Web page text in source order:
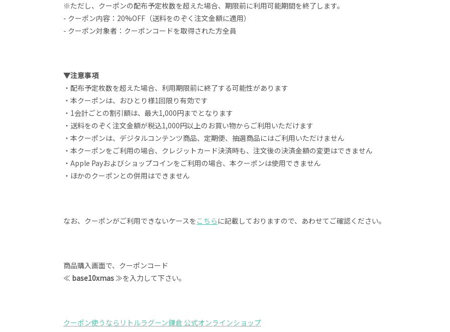
※ただし、クーポンの配布予定枚数を超えた場合、期限前に利用可能期間を終了します。
- クーポン内容：20%OFF（送料をのぞく注文金額に適用）
- クーポン対象者：クーポンコードを取得された方全員
▼注意事項
・配布予定枚数を超えた場合、利用期限前に終了する可能性があります
・本クーポンは、おひとり様1回限り有効です
・1会計ごとの割引額は、最大1,000円までとなります
・送料をのぞく注文金額が税込1,000円以上のお買い物からご利用いただけます
・本クーポンは、デジタルコンテンツ商品、定期便、抽選商品にはご利用いただけません
・本クーポンをご利用の場合、クレジットカード決済時も、注文後の決済金額の変更はできません
・Apple Payおよびショップコインをご利用の場合、本クーポンは使用できません
・ほかのクーポンとの併用はできません
なお、クーポンがご利用できないケースをこちら に記載しておりますので、あわせてご確認ください。
商品購入画面で、クーポンコード
≪ base10xmas ≫を入力して下さい。
クーポン使うならリトルラグーン鎌倉 公式オンラインショップ